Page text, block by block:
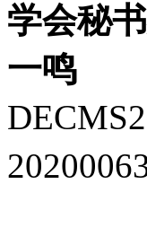
学会秘
一鸣